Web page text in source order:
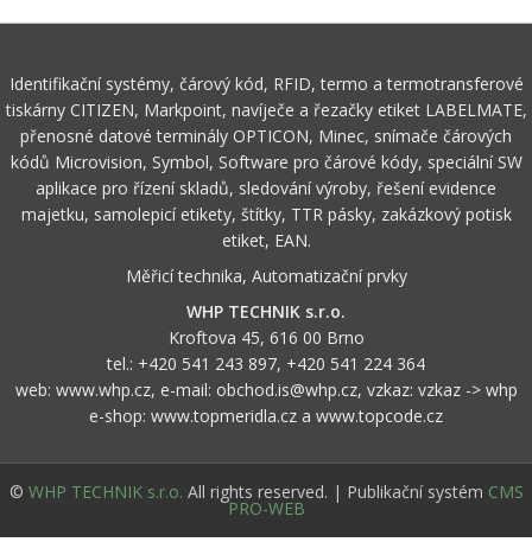
Identifikační systémy, čárový kód, RFID, termo a termotransferové
tiskárny CITIZEN, Markpoint, navíječe a řezačky etiket LABELMATE,
přenosné datové terminály OPTICON, Minec, snímače čárových
kódů Microvision, Symbol, Software pro čárové kódy, speciální SW
aplikace pro řízení skladů, sledování výroby, řešení evidence
majetku, samolepicí etikety, štítky, TTR pásky, zakázkový potisk
etiket, EAN.
Měřicí technika, Automatizační prvky
WHP TECHNIK s.r.o.
Kroftova 45, 616 00 Brno
tel.: +420 541 243 897, +420 541 224 364
web: www.whp.cz, e-mail: obchod.is@whp.cz, vzkaz: vzkaz -> whp
e-shop: www.topmeridla.cz a www.topcode.cz
© WHP TECHNIK s.r.o. All rights reserved. | Publikační systém CMS
PRO-WEB